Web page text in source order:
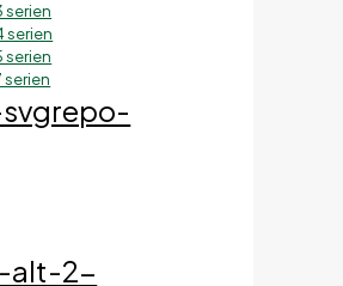
serien
serien
serien
serien